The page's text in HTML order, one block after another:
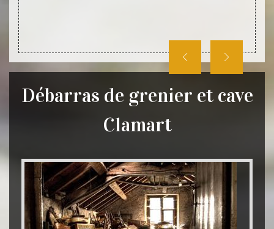
Débarras de grenier et cave
Clamart